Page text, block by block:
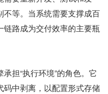
等。当系统需要支撑成百
路成为交付效率的主要瓶
担“执行环境”的角色。它
中剥离，以配置形式存储